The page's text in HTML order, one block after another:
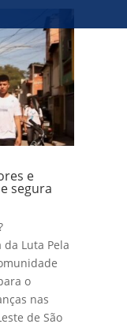
e
segura
da Luta Pela
o
nas
de São